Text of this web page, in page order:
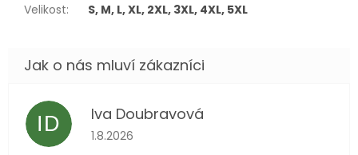
Velikost: S, M, L, XL, 2XL, 3XL, 4XL, 5XL
ID Iva Doubravová
Hodnocení obchodu je 5 z 5 hvězdiček.
1.8.2026